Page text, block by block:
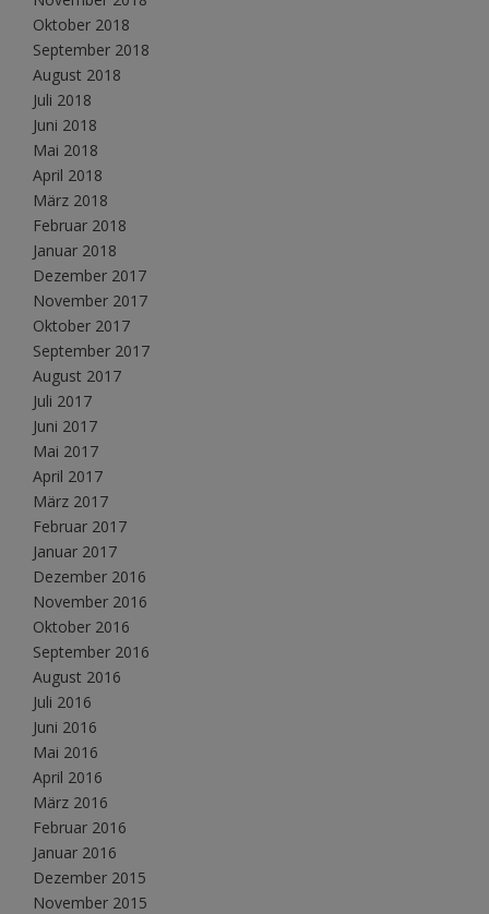
Oktober 2018
September 2018
August 2018
Juli 2018
Juni 2018
Mai 2018
April 2018
März 2018
Februar 2018
Januar 2018
Dezember 2017
November 2017
Oktober 2017
September 2017
August 2017
Juli 2017
Juni 2017
Mai 2017
April 2017
März 2017
Februar 2017
Januar 2017
Dezember 2016
November 2016
Oktober 2016
September 2016
August 2016
Juli 2016
Juni 2016
Mai 2016
April 2016
März 2016
Februar 2016
Januar 2016
Dezember 2015
November 2015